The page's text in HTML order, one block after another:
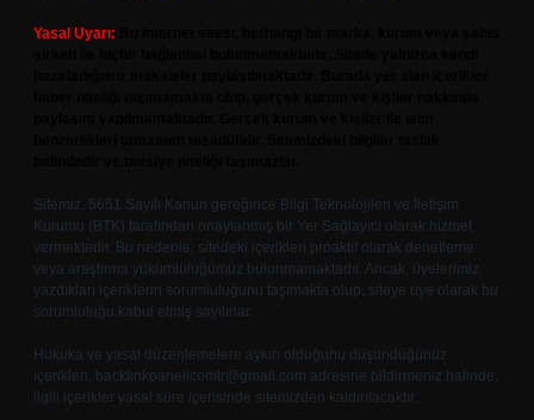
Yasal Uyarı:
Sitemiz, 5651 Sayılı Kanun gereğince Bilgi Teknolojileri ve İletişim
Kurumu (BTK) tarafından onaylanmış bir Yer Sağlayıcı olarak hizmet
vermektedir. Bu nedenle, sitedeki içerikleri proaktif olarak denetleme
veya araştırma yükümlülüğümüz bulunmamaktadır. Ancak, üyelerimiz
yazdıkları içeriklerin sorumluluğunu taşımakta olup, siteye üye olarak bu
sorumluluğu kabul etmiş sayılırlar.
Hukuka ve yasal düzenlemelere aykırı olduğunu düşündüğünüz
içerikleri, backlinkpanelicomtr@gmail.com adresine bildirmeniz halinde,
ilgili içerikler yasal süre içerisinde sitemizden kaldırılacaktır.